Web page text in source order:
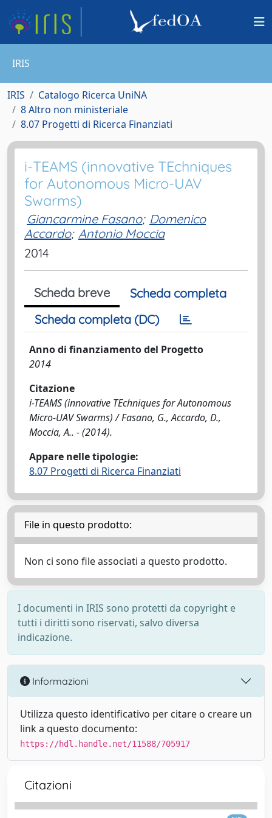
IRIS
IRIS
Catalogo Ricerca UniNA
8 Altro non ministeriale
8.07 Progetti di Ricerca Finanziati
i-TEAMS (innovative TEchniques
for Autonomous Micro-UAV
Swarms)
Giancarmine Fasano; Domenico
Accardo; Antonio Moccia
2014
Scheda breve
Scheda completa
Scheda completa (DC)
Anno di finanziamento del Progetto
2014
Citazione
i-TEAMS (innovative TEchniques for Autonomous
Micro-UAV Swarms) / Fasano, G., Accardo, D.,
Moccia, A.. - (2014).
Appare nelle tipologie:
8.07 Progetti di Ricerca Finanziati
File in questo prodotto:
Non ci sono file associati a questo prodotto.
I documenti in IRIS sono protetti da copyright e
tutti i diritti sono riservati, salvo diversa
indicazione.
Informazioni
Utilizza questo identificativo per citare o creare un
link a questo documento:
https://hdl.handle.net/11588/705917
Citazioni